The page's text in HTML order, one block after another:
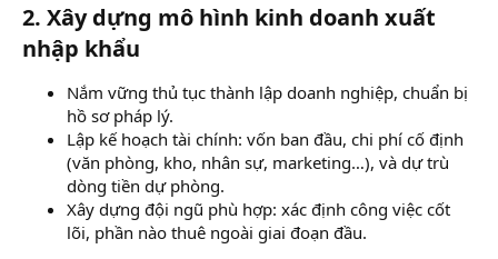
2. Xây dựng mô hình kinh doanh xuất
nhập khẩu​
Nắm vững thủ tục thành lập doanh nghiệp, chuẩn bị
hồ sơ pháp lý.
Lập kế hoạch tài chính: vốn ban đầu, chi phí cố định
(văn phòng, kho, nhân sự, marketing…), và dự trù
dòng tiền dự phòng.
Xây dựng đội ngũ phù hợp: xác định công việc cốt
lõi, phần nào thuê ngoài giai đoạn đầu.